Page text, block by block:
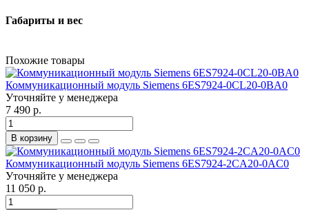
Габариты и вес
Похожие товары
Коммуникационный модуль Siemens 6ES7924-0CL20-0BA0
Уточняйте у менеджера
7 490 р.
В корзину
Коммуникационный модуль Siemens 6ES7924-2CA20-0AC0
Уточняйте у менеджера
11 050 р.